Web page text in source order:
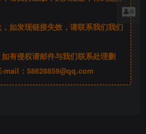
如发现链接失效，请联系我们我们
有侵权请邮件与我们联系处理删
mail： 58628859@qq.com